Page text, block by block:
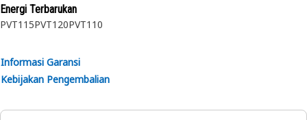
Energi Terbarukan
PVT115PVT120PVT110
Informasi Garansi
Kebijakan Pengembalian